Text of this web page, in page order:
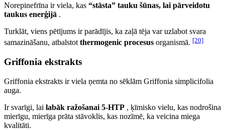
Norepinefrīna ir viela, kas “stāsta” tauku šūnas, lai pārveidotu
taukus enerģijā .
Turklāt, viens pētījums ir parādījis, ka zaļā tēja var uzlabot svara
samazināšanu, atbalstotthermogenic procesus organismā. [20]
Griffonia ekstrakts
Griffonia ekstrakts ir viela ņemta no sēklām Griffonia simplicifolia
auga.
Ir svarīgi, lai labāk ražošanai 5-HTP , ķīmisko vielu, kas nodrošina
mierīgu, mierīga prāta stāvoklis, kas nozīmē, ka veicina miega
kvalitāti.